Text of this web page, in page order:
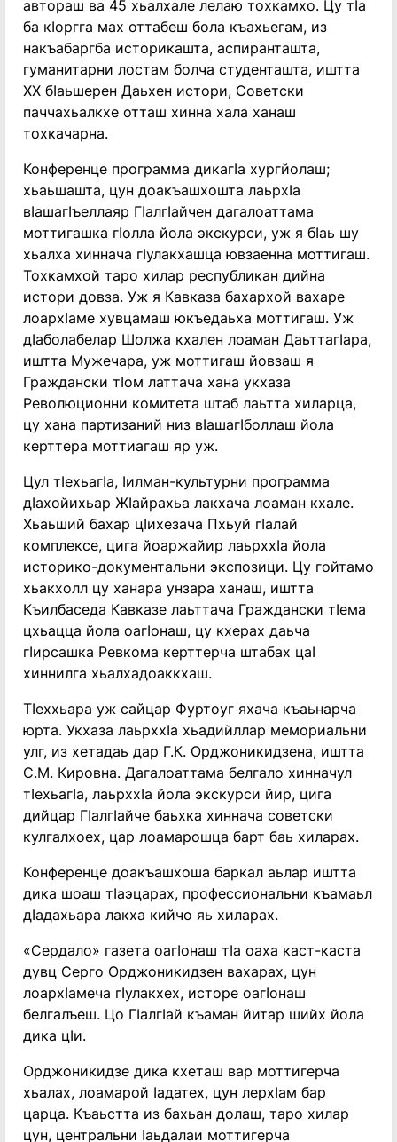
автораш ва 45 хьалхале лелаю тохкамхо. Цу тӏа
ба кӏоргга мах оттабеш бола къахьегам, из
накъабаргба историкашта, аспиранташта,
гуманитарни лостам болча студенташта, иштта
ХХ бӏаьшерен Даьхен истори, Советски
паччахьалкхе отташ хинна хала ханаш
тохкачарна.
Конференце программа дикагӏа хургйолаш;
хьаьшашта, цун доакъашхошта лаьрхӏа
вӏашагӏъеллаяр Гӏалгӏайчен дагалоаттама
моттигашка гӏолла йола экскурси, уж я бӏаь шу
хьалха хиннача гӏулакхашца ювзаенна моттигаш.
Тохкамхой таро хилар республикан дийна
истори довза. Уж я Кавказа бахархой вахаре
лоархӏаме хувцамаш юкъедаьха моттигаш. Уж
дӏаболабелар Шолжа кхален лоаман Даьттагӏара,
иштта Мужечара, уж моттигаш йовзаш я
Граждански тӏом латтача хана укхаза
Революционни комитета штаб лаьтта хиларца,
цу хана партизаний низ вӏашагӏболлаш йола
керттера моттиагаш яр уж.
Цул тӏехьагӏа, ӏилман-культурни программа
дӏахойихьар Жӏайрахьа лакхача лоаман кхале.
Хьаьший бахар цӏихезача Пхьуй гӏалай
комплексе, цига йоаржайир лаьрххӏа йола
историко-документальни экспозици. Цу гойтамо
хьакхолл цу ханара унзара ханаш, иштта
Къилбаседа Кавказе лаьттача Граждански тӏема
цхьацца йола оагӏонаш, цу кхерах даьча
гӏирсашка Ревкома керттерча штабах цаӏ
хиннилга хьалхадоаккхаш.
Тӏеххьара уж сайцар Фуртоуг яхача къаьнарча
юрта. Укхаза лаьрххӏа хьадийллар мемориальни
улг, из хетадаь дар Г.К. Орджоникидзена, иштта
С.М. Кировна. Дагалоаттама белгало хинначул
тӏехьагӏа, лаьрххӏа йола экскурси йир, цига
дийцар Гӏалгӏайче баьхка хиннача советски
кулгалхоех, цар лоамарошца барт баь хиларах.
Конференце доакъашхоша баркал аьлар иштта
дика шоаш тӏаэцарах, профессиональни къамаьл
дӏадахьара лакха кийчо яь хиларах.
«Сердало» газета оагӏонаш тӏа оаха каст-каста
дувц Серго Орджоникидзен вахарах, цун
лоархӏамеча гӏулакхех, исторе оагӏонаш
белгалъеш. Цо Гӏалгӏай къаман йитар шийх йола
дика цӏи.
Орджоникидзе дика кхеташ вар моттигерча
хьалах, лоамарой ӏадатех, цун лерхӏам бар
царца. Къаьстта из бахьан долаш, таро хилар
цун, центральни ӏаьдалаи моттигерча